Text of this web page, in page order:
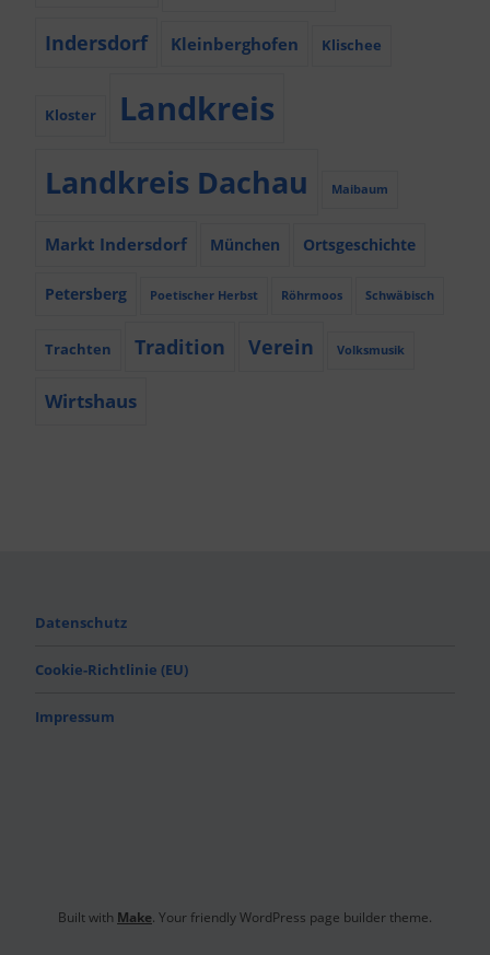
Indersdorf Kleinberghofen Klischee
Kloster Landkreis
Landkreis Dachau Maibaum
Markt Indersdorf München Ortsgeschichte
Petersberg Poetischer Herbst Röhrmoos Schwäbisch
Trachten Tradition Verein Volksmusik
Wirtshaus
Datenschutz
Cookie-Richtlinie (EU)
Impressum
Built with Make. Your friendly WordPress page builder theme.